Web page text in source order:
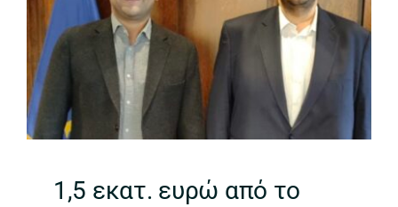
1,5 εκατ. ευρώ από το